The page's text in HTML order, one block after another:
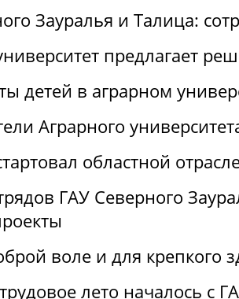
Зауралья и Талица:
предлагает
детей в аграрном
Аграрного
областной
ГАУ Северного
воле и для крепкого
лето началось с